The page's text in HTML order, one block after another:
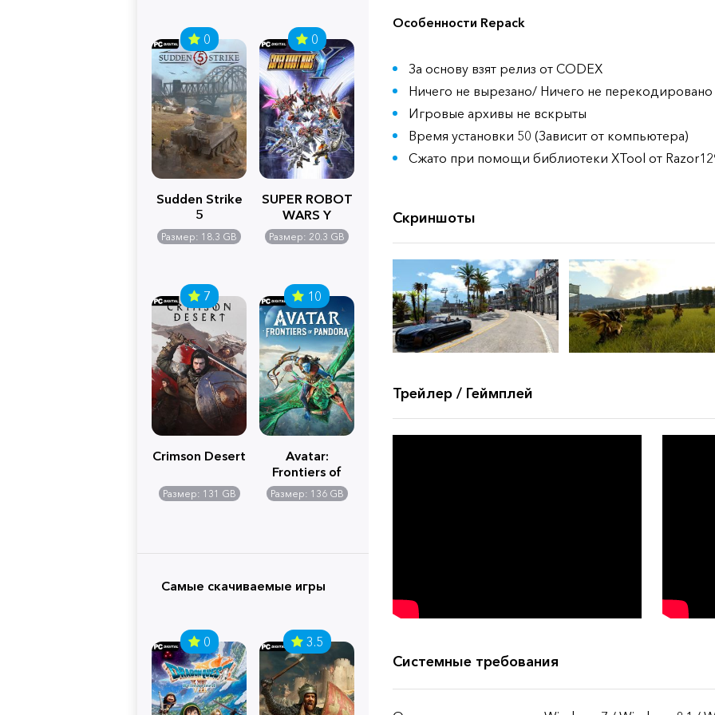
0
Sudden Strike
5
Размер: 18.3 GB
0
SUPER ROBOT
WARS Y
Размер: 20.3 GB
7
Crimson Desert
Размер: 131 GB
10
Avatar:
Frontiers of
Pandora
Размер: 136 GB
Самые скачиваемые игры
0 3.5
Особенности Repack
За основу взят релиз от CODEX
Ничего не вырезано/ Ничего не перекодировано
Игровые архивы не вскрыты
Время установки 50 (Зависит от компьютера)
Сжато при помощи библиотеки XTool от
Скриншоты
Трейлер / Геймплей
Системные требования